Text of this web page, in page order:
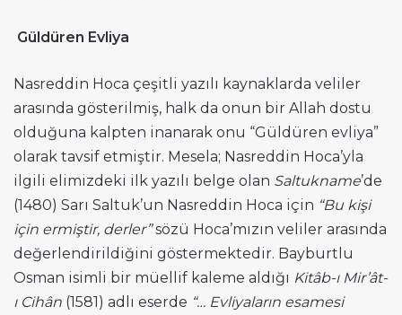
Güldüren Evliya
Nasreddin Hoca çeşitli yazılı kaynaklarda veliler
arasında gösterilmiş, halk da onun bir Allah dostu
olduğuna kalpten inanarak onu “Güldüren evliya”
olarak tavsif etmiştir. Mesela; Nasreddin Hoca’yla
ilgili elimizdeki ilk yazılı belge olan Saltukname’de
(1480) Sarı Saltuk’un Nasreddin Hoca için “Bu kişi
için ermiştir, derler”sözü Hoca’mızın veliler arasında
değerlendirildiğini göstermektedir. Bayburtlu
Osman isimli bir müellif kaleme aldığı Kitâb-ı Mir’ât-
ı Cihân (1581) adlı eserde “… Evliyaların esamesi